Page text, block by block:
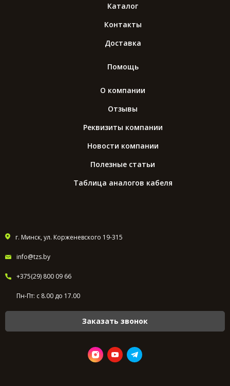
Каталог
Контакты
Доставка
Помощь
О компании
Отзывы
Реквизиты компании
Новости компании
Полезные статьи
Таблица аналогов кабеля
г. Минск, ул. Корженевского 19-315
info@tzs.by
+375(29) 800 09 66
Пн-Пт: с 8.00 до 17.00
Заказать звонок